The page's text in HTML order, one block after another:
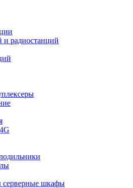
радиостанций
шкафы